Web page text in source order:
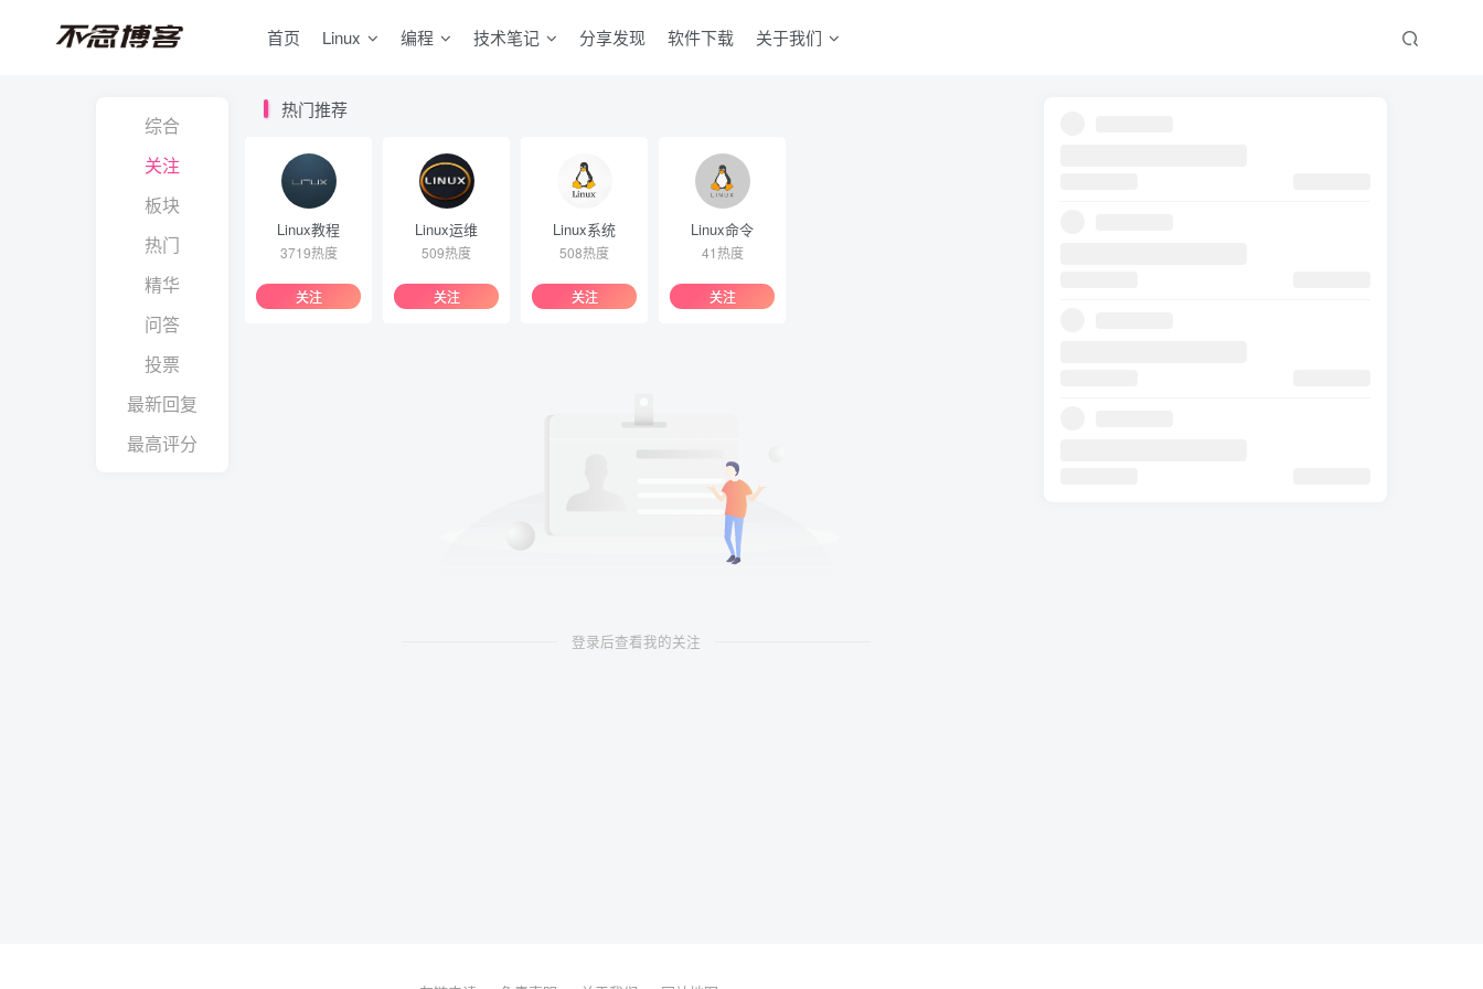
首页 Linux 编程 技术笔记 分享发现 软件下载 关于我们
综合
关注
板块
热门
精华
问答
投票
最新回复
最高评分
热门推荐
Linux教程
3719热度
关注
Linux运维
509热度
关注
Linux系统
508热度
关注
Linux命令
41热度
关注
登录后查看我的关注